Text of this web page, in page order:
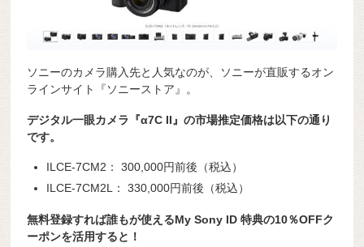
ソニーのカメラ購入先と人気なのが、ソニーが直販するオン
ラインサイト『ソニーストア』。
デジタル一眼カメラ『α7C II』の市場推定価格は以下の通り
です。
ILCE-7CM2： 300,000円前後（税込）
ILCE-7CM2L： 330,000円前後（税込）
無料登録すれば誰もが使えるMy Sony ID 特典の10％OFFク
ーポンを活用すると！